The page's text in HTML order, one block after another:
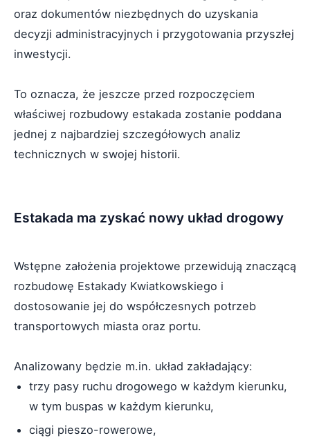
oraz dokumentów niezbędnych do uzyskania
decyzji administracyjnych i przygotowania przyszłej
inwestycji.
To oznacza, że jeszcze przed rozpoczęciem
właściwej rozbudowy estakada zostanie poddana
jednej z najbardziej szczegółowych analiz
technicznych w swojej historii.
Estakada ma zyskać nowy układ drogowy
Wstępne założenia projektowe przewidują znaczącą
rozbudowę Estakady Kwiatkowskiego i
dostosowanie jej do współczesnych potrzeb
transportowych miasta oraz portu.
Analizowany będzie m.in. układ zakładający:
trzy pasy ruchu drogowego w każdym kierunku,
w tym buspas w każdym kierunku,
ciągi pieszo-rowerowe,